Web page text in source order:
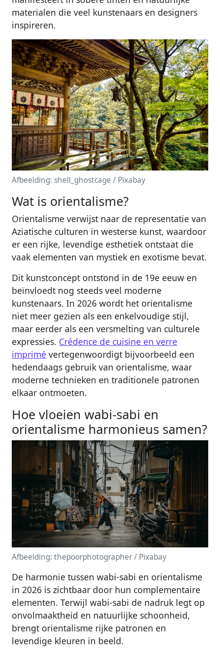
materialen die veel kunstenaars en designers
inspireren.
Afbeelding: shell_ghostcage / Pixabay
Wat is orientalisme?
Orientalisme verwijst naar de representatie van
Aziatische culturen in westerse kunst, waardoor
er een rijke, levendige esthetiek ontstaat die
vaak elementen van mystiek en exotisme bevat.
Dit kunstconcept ontstond in de 19e eeuw en
beïnvloedt nog steeds veel moderne
kunstenaars. In 2026 wordt het orientalisme
niet meer gezien als een enkelvoudige stijl,
maar eerder als een versmelting van culturele
expressies. Crédence de cuisine en verre
imprimé vertegenwoordigt bijvoorbeeld een
hedendaags gebruik van orientalisme, waar
moderne technieken en traditionele patronen
elkaar ontmoeten.
Hoe vloeien wabi-sabi en
orientalisme harmonieus samen?
Afbeelding: thepoorphotographer / Pixabay
De harmonie tussen wabi-sabi en orientalisme
in 2026 is zichtbaar door hun complementaire
elementen. Terwijl wabi-sabi de nadruk legt op
onvolmaaktheid en natuurlijke schoonheid,
brengt orientalisme rijke patronen en
levendige kleuren in beeld.